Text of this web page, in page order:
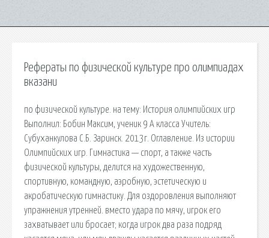
Рефераты по физической культуре про олимпиадах
вказани
по физической культуре. на тему: История олимпийских игр
Выполнил: Бобин Максим, ученик 9 А класса Учитель:
Субуханкулова С.Б. Заринск. 2013г. Оглавление. Из истории
Олимпийских игр. Гимнастика — спорт, а также часть
физической культуры, делится на художественную,
спортивную, командную, аэробную, эстетическую и
акробатическую гимнастику. Для оздоровления выполняют
упражнения утренней. вместо удара по мячу, игрок его
захватывает или бросает; когда игрок два раза подряд